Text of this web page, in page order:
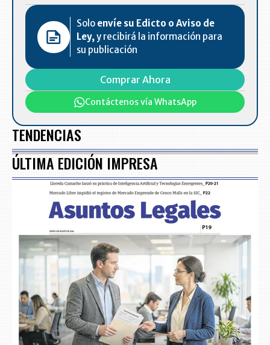
Solo envíe su Edicto o Aviso de
Ley,y recibirá la información para
su publicación
Comprar Ahora
Contáctenos vía WhatsApp
TENDENCIAS
ÚLTIMA EDICIÓN IMPRESA